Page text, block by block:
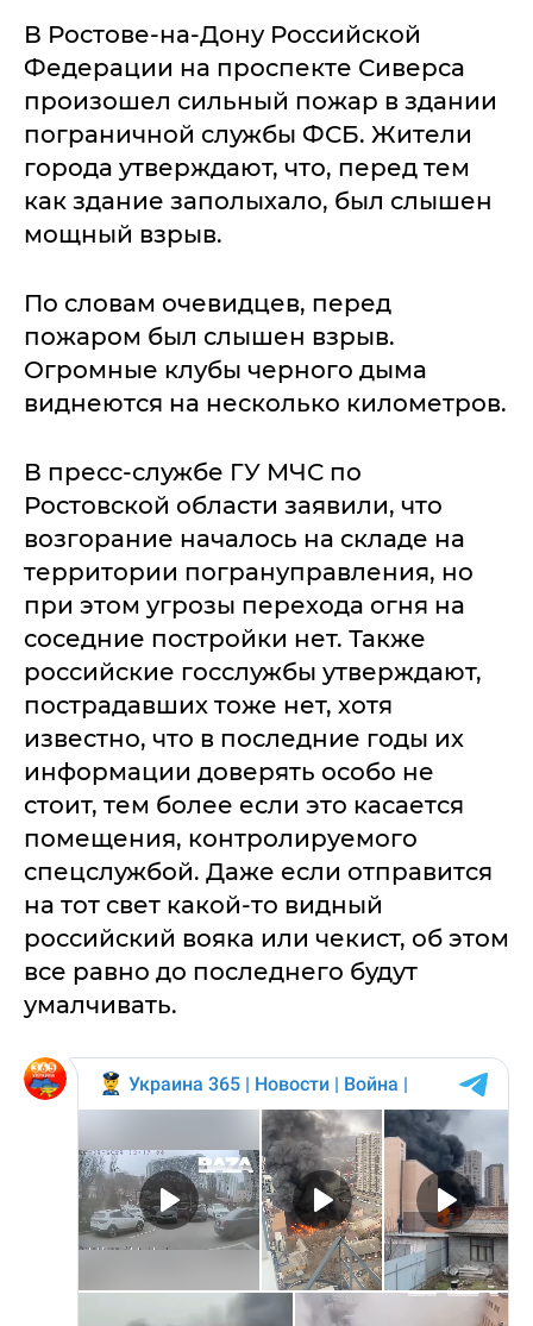
В Ростове-на-Дону Российской
Федерации на проспекте Сиверса
произошел сильный пожар в здании
пограничной службы ФСБ. Жители
города утверждают, что, перед тем
как здание заполыхало, был слышен
мощный взрыв.
По словам очевидцев, перед
пожаром был слышен взрыв.
Огромные клубы черного дыма
виднеются на несколько километров.
В пресс-службе ГУ МЧС по
Ростовской области заявили, что
возгорание началось на складе на
территории погрануправления, но
при этом угрозы перехода огня на
соседние постройки нет. Также
российские госслужбы утверждают,
пострадавших тоже нет, хотя
известно, что в последние годы их
информации доверять особо не
стоит, тем более если это касается
помещения, контролируемого
спецслужбой. Даже если отправится
на тот свет какой-то видный
российский вояка или чекист, об этом
все равно до последнего будут
умалчивать.